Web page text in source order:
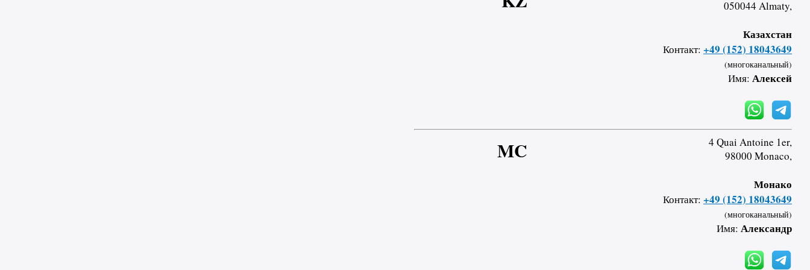
050044 Almaty,
Казахстан
Контакт: +49 (152) 18043649
(многоканальный)
Имя: Алексей
MC
4 Quai Antoine 1er,
98000 Monaco,
Монако
Контакт: +49 (152) 18043649
(многоканальный)
Имя: Александр